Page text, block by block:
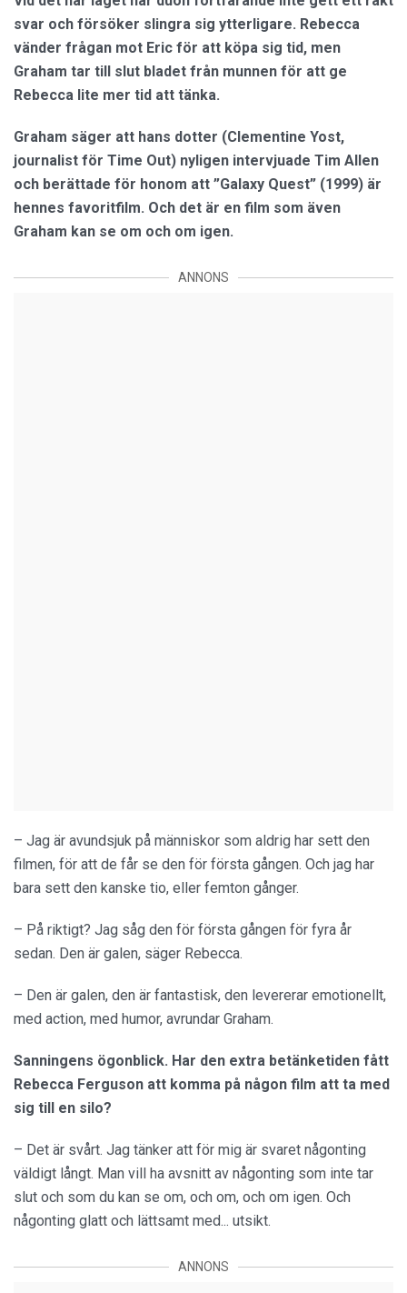
svar och försöker slingra sig ytterligare. Rebecca
vänder frågan mot Eric för att köpa sig tid, men
Graham tar till slut bladet från munnen för att ge
Rebecca lite mer tid att tänka.
Graham säger att hans dotter (Clementine Yost,
journalist för Time Out) nyligen intervjuade Tim Allen
och berättade för honom att ”Galaxy Quest” (1999) är
hennes favoritfilm. Och det är en film som även
Graham kan se om och om igen.
ANNONS
– Jag är avundsjuk på människor som aldrig har sett den
filmen, för att de får se den för första gången. Och jag har
bara sett den kanske tio, eller femton gånger.
– På riktigt? Jag såg den för första gången för fyra år
sedan. Den är galen, säger Rebecca.
– Den är galen, den är fantastisk, den levererar emotionellt,
med action, med humor, avrundar Graham.
Sanningens ögonblick. Har den extra betänketiden fått
Rebecca Ferguson att komma på någon film att ta med
sig till en silo?
– Det är svårt. Jag tänker att för mig är svaret någonting
väldigt långt. Man vill ha avsnitt av någonting som inte tar
slut och som du kan se om, och om, och om igen. Och
någonting glatt och lättsamt med... utsikt.
ANNONS